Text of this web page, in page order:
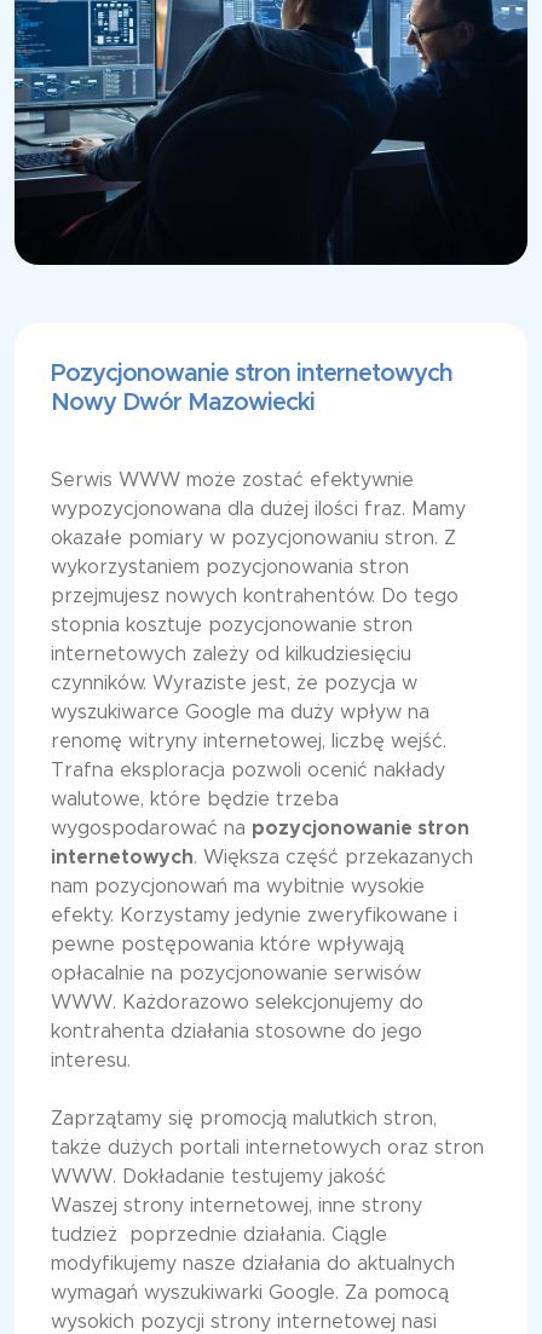
Pozycjonowanie stron internetowych
Nowy Dwór Mazowiecki
Serwis WWW może zostać efektywnie
wypozycjonowana dla dużej ilości fraz. Mamy
okazałe pomiary w pozycjonowaniu stron. Z
wykorzystaniem pozycjonowania stron
przejmujesz nowych kontrahentów. Do tego
stopnia kosztuje pozycjonowanie stron
internetowych zależy od kilkudziesięciu
czynników. Wyraziste jest, że pozycja w
wyszukiwarce Google ma duży wpływ na
renomę witryny internetowej, liczbę wejść.
Trafna eksploracja pozwoli ocenić nakłady
walutowe, które będzie trzeba
wygospodarować na pozycjonowanie stron
internetowych. Większa część przekazanych
nam pozycjonowań ma wybitnie wysokie
efekty. Korzystamy jedynie zweryfikowane i
pewne postępowania które wpływają
opłacalnie na pozycjonowanie serwisów
WWW. Każdorazowo selekcjonujemy do
kontrahenta działania stosowne do jego
interesu.
Zaprzątamy się promocją malutkich stron,
także dużych portali internetowych oraz stron
WWW. Dokładanie testujemy jakość
Waszej strony internetowej, inne strony
tudzież poprzednie działania. Ciągle
modyfikujemy nasze działania do aktualnych
wymagań wyszukiwarki Google. Za pomocą
wysokich pozycji strony internetowej nasi